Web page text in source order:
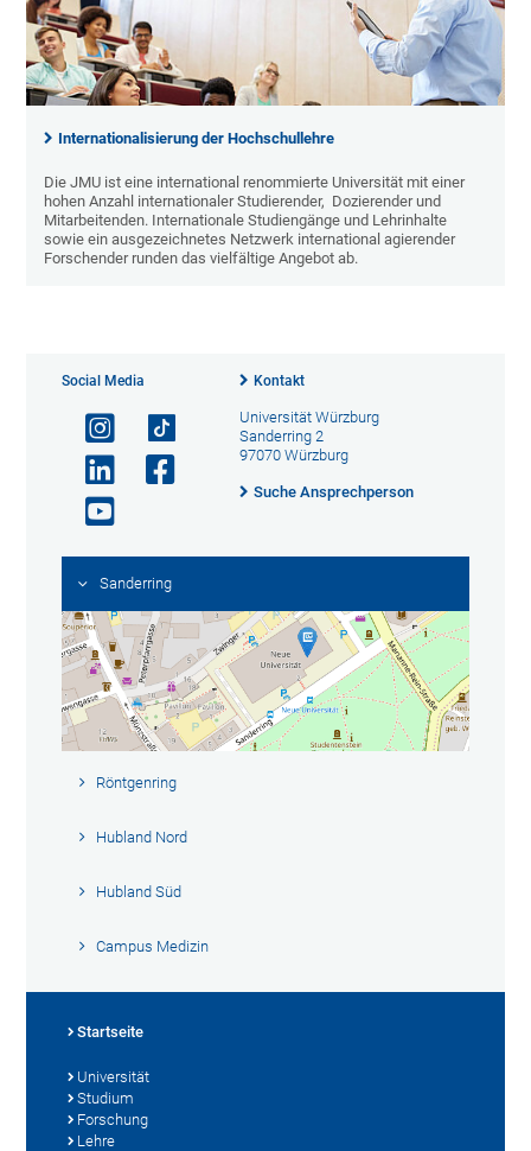
Internationalisierung der Hochschullehre
Die JMU ist eine international renommierte Universität mit einer
hohen Anzahl internationaler Studierender, Dozierender und
Mitarbeitenden. Internationale Studiengänge und Lehrinhalte
sowie ein ausgezeichnetes Netzwerk international agierender
Forschender runden das vielfältige Angebot ab.
Social Media Kontakt
Universität Würzburg
Sanderring 2
97070 Würzburg
Suche Ansprechperson
Sanderring
Röntgenring
Hubland Nord
Hubland Süd
Campus Medizin
Startseite
Universität
Studium
Forschung
Lehre